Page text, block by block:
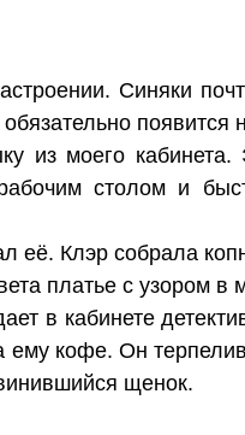
Синяки
появится
из моего кабинета.
столом и
её. Клэр собрала
платье с узором в
в кабинете
ему кофе. Он
щенок.